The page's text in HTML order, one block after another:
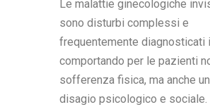
Le malattie ginecologiche
sono disturbi complessi e
frequentemente diagnosticati
comportando per le pazienti
sofferenza fisica, ma anche
disagio psicologico e sociale.